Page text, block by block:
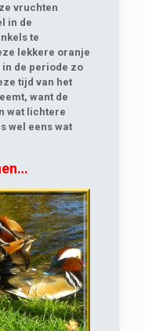
vruchten
in de
te
lekkere oranje
de periode zo
tijd van het
want de
wat lichtere
wel eens wat